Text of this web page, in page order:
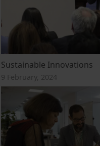
Sustainable Innovations
9 February, 2024